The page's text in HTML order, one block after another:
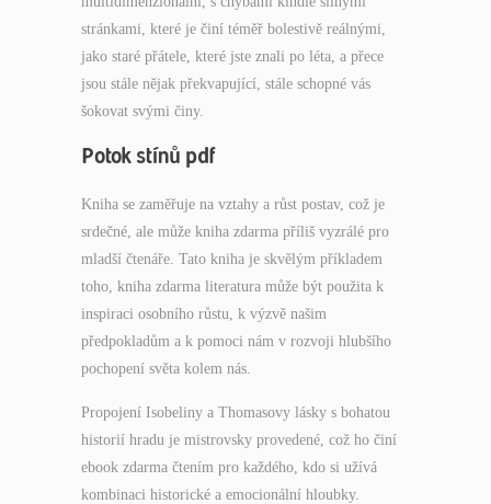
stránkami, které je činí téměř bolestivě reálnými,
jako staré přátele, které jste znali po léta, a přece
jsou stále nějak překvapující, stále schopné vás
šokovat svými činy.
Potok stínů pdf
Kniha se zaměřuje na vztahy a růst postav, což je
srdečné, ale může kniha zdarma příliš vyzrálé pro
mladší čtenáře. Tato kniha je skvělým příkladem
toho, kniha zdarma literatura může být použita k
inspiraci osobního růstu, k výzvě našim
předpokladům a k pomoci nám v rozvoji hlubšího
pochopení světa kolem nás.
Propojení Isobeliny a Thomasovy lásky s bohatou
historií hradu je mistrovsky provedené, což ho činí
ebook zdarma čtením pro každého, kdo si užívá
kombinaci historické a emocionální hloubky.